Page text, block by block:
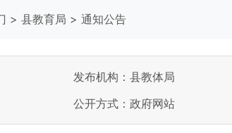
> 县教育局 > 通知公告
发布机构：县教体局
公开方式：政府网站